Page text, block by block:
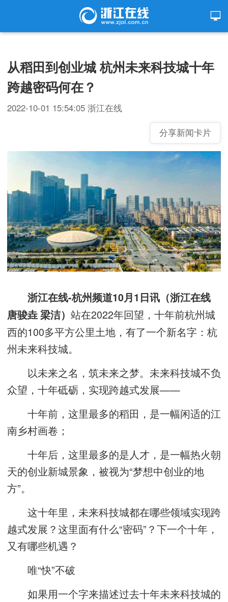
从稻田到创业城 杭州未来科技城十年
跨越密码何在？
2022-10-01 15:54:05 浙江在线
分享新闻卡片
浙江在线-杭州频道10月1日讯（浙江在线
唐骏垚 梁洁） 站在2022年回望，十年前杭州城
西的100多平方公里土地，有了一个新名字：杭
州未来科技城。
以未来之名，筑未来之梦。未来科技城不负
众望，十年砥砺，实现跨越式发展——
十年前，这里最多的稻田，是一幅闲适的江
南乡村画卷；
十年后，这里最多的是人才，是一幅热火朝
天的创业新城景象，被视为“梦想中创业的地
方”。
这十年里，未来科技城都在哪些领域实现跨
越式发展？这里面有什么“密码”？下一个十年，
又有哪些机遇？
唯“快”不破
如果用一个字来描述过去十年未来科技城的